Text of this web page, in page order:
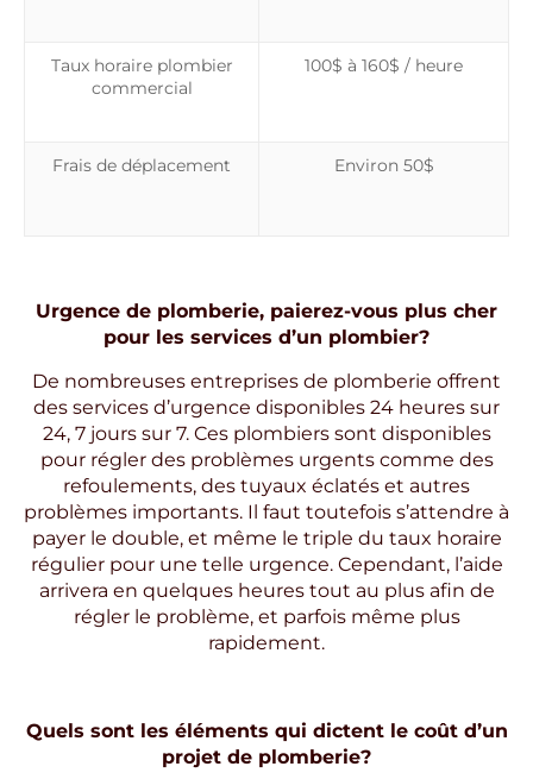
Taux horaire plombier
commercial
100$ à 160$ / heure
Frais de déplacement Environ 50$
Urgence de plomberie, paierez-vous plus cher
pour les services d’un plombier?
De nombreuses entreprises de plomberie offrent
des services d’urgence disponibles 24 heures sur
24, 7 jours sur 7. Ces plombiers sont disponibles
pour régler des problèmes urgents comme des
refoulements, des tuyaux éclatés et autres
problèmes importants. Il faut toutefois s’attendre à
payer le double, et même le triple du taux horaire
régulier pour une telle urgence. Cependant, l’aide
arrivera en quelques heures tout au plus afin de
régler le problème, et parfois même plus
rapidement.
Quels sont les éléments qui dictent le coût d’un
projet de plomberie?